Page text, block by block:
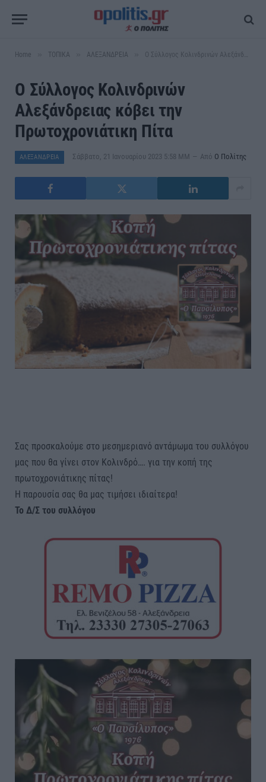
Home ΤΟΠΙΚΑ ΑΛΕΞΑΝΔΡΕΙΑ Ο Σύλλογος Κολινδρινών Αλεξάνδρειας κόβει την Πρωτοχρονιάτικη Πίτα
Ο Σύλλογος Κολινδρινών
Αλεξάνδρειας κόβει την
Πρωτοχρονιάτικη Πίτα
ΑΛΕΞΑΝΔΡΕΙΑ Σάββατο, 21 Ιανουαρίου 2023 5:58 ΜΜ Από Ο Πολίτης
Σας προσκαλούμε στο μεσημεριανό αντάμωμα του συλλόγου
μας που θα γίνει στον Κολινδρό…. για την κοπή της
πρωτοχρονιάτικης πίτας!
Η παρουσία σας θα μας τιμήσει ιδιαίτερα!
Το Δ/Σ του συλλόγου